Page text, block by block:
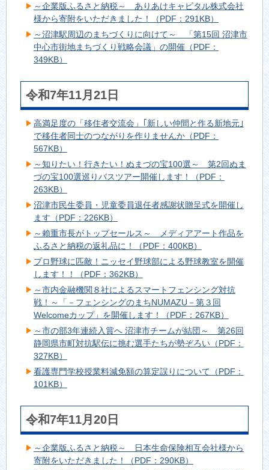
～企業版ふるさと納税～ ありあけキャピタル株式会社
様から寄附をいただきました！（PDF：291KB）
～沼津駅周辺のまちづくりに向けて～ 「第15回 沼津市
中心市街地まちづくり戦略会議」の開催（PDF：
349KB）
令和7年11月21日
高満足度の「移住者交流会」｢新しい仲間と作る新地元｣
で移住者同士のつながりを作りませんか（PDF：
567KB）
～知りたい！行きたい！ぬまづの宝100選～ 第2回ぬま
づの宝100選巡りバスツアー開催します！（PDF：
263KB）
沼津市民生委員・児童委員退任者感謝状贈呈式を開催し
ます（PDF：226KB）
～賴重市長がトップセールス～ メディアアート作品を
ふるさと納税の返礼品に！（PDF：400KB）
プロ野球に匹敵！ニッセイ野球部による野球教室を開催
します！！（PDF：362KB）
～市内金融機関８社によるスマートフェンシング対抗
戦！～「－フェンシングのまちNUMAZU－第３回
Welcomeカップ」を開催します！（PDF：267KB）
～市の部3年連続入賞へ 沼津市チームが結団～ 第26回
静岡県市町対抗駅伝に挑む選手たちが勢ぞろい（PDF：
327KB）
看護専門学校授業料減免額の算定誤りについて（PDF：
101KB）
令和7年11月20日
～企業版ふるさと納税～ 日本生命保険相互会社様から
寄附をいただきました！（PDF：290KB）